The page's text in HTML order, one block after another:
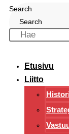
Search
Search
Etusivu
Liitto